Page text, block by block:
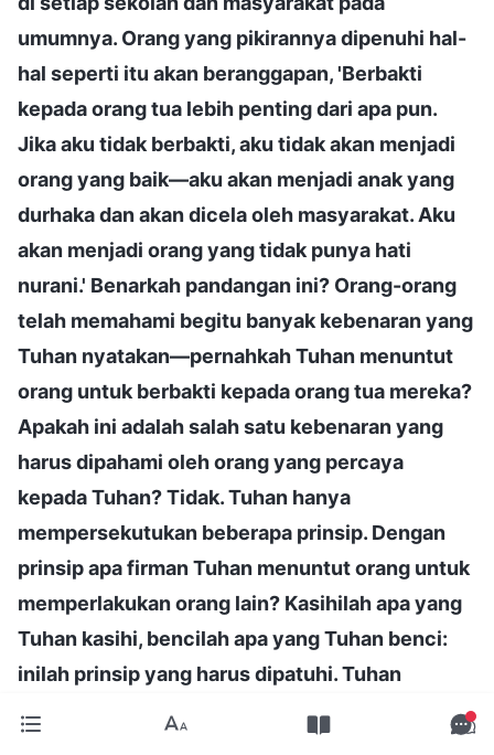
umumnya. Orang yang pikirannya dipenuhi hal-
hal seperti itu akan beranggapan, 'Berbakti
kepada orang tua lebih penting dari apa pun.
Jika aku tidak berbakti, aku tidak akan menjadi
orang yang baik—aku akan menjadi anak yang
durhaka dan akan dicela oleh masyarakat. Aku
akan menjadi orang yang tidak punya hati
nurani.' Benarkah pandangan ini? Orang-orang
telah memahami begitu banyak kebenaran yang
Tuhan nyatakan—pernahkah Tuhan menuntut
orang untuk berbakti kepada orang tua mereka?
Apakah ini adalah salah satu kebenaran yang
harus dipahami oleh orang yang percaya
kepada Tuhan? Tidak. Tuhan hanya
mempersekutukan beberapa prinsip. Dengan
prinsip apa firman Tuhan menuntut orang untuk
memperlakukan orang lain? Kasihilah apa yang
Tuhan kasihi, bencilah apa yang Tuhan benci:
inilah prinsip yang harus dipatuhi. Tuhan
mengasihi orang yang mengejar kebenaran dan